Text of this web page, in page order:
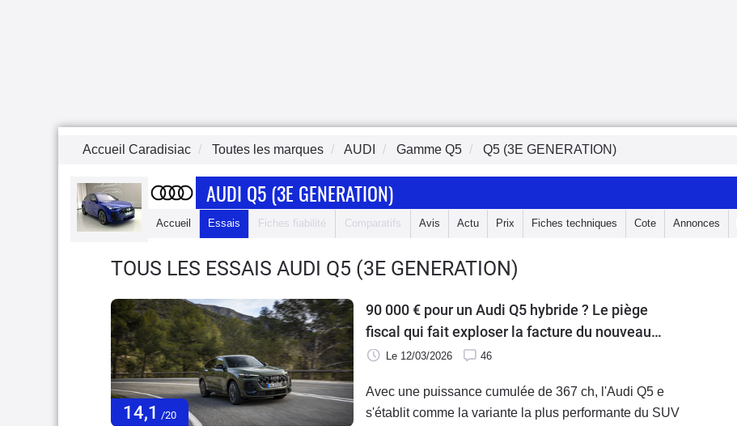
Accueil Caradisiac Toutes les marques AUDI Gamme Q5 Q5 (3E GENERATION)
AUDI Q5 (3E GENERATION)
Accueil Essais Fiches fiabilité Comparatifs Avis Actu Prix Fiches techniques Cote Annonces
TOUS LES ESSAIS AUDI Q5 (3E GENERATION)
14,1 /20
90 000 € pour un Audi Q5 hybride ? Le piège
fiscal qui fait exploser la facture du nouveau
SUV.Le 12/03/2026 46
Avec une puissance cumulée de 367 ch, l'Audi Q5 e
s'établit comme la variante la plus performante du SUV